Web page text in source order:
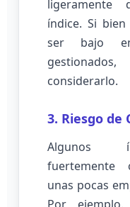
índice. Si
ser bajo
considerarlo.
3. Riesgo de
Algunos
fuertemente
unas pocas